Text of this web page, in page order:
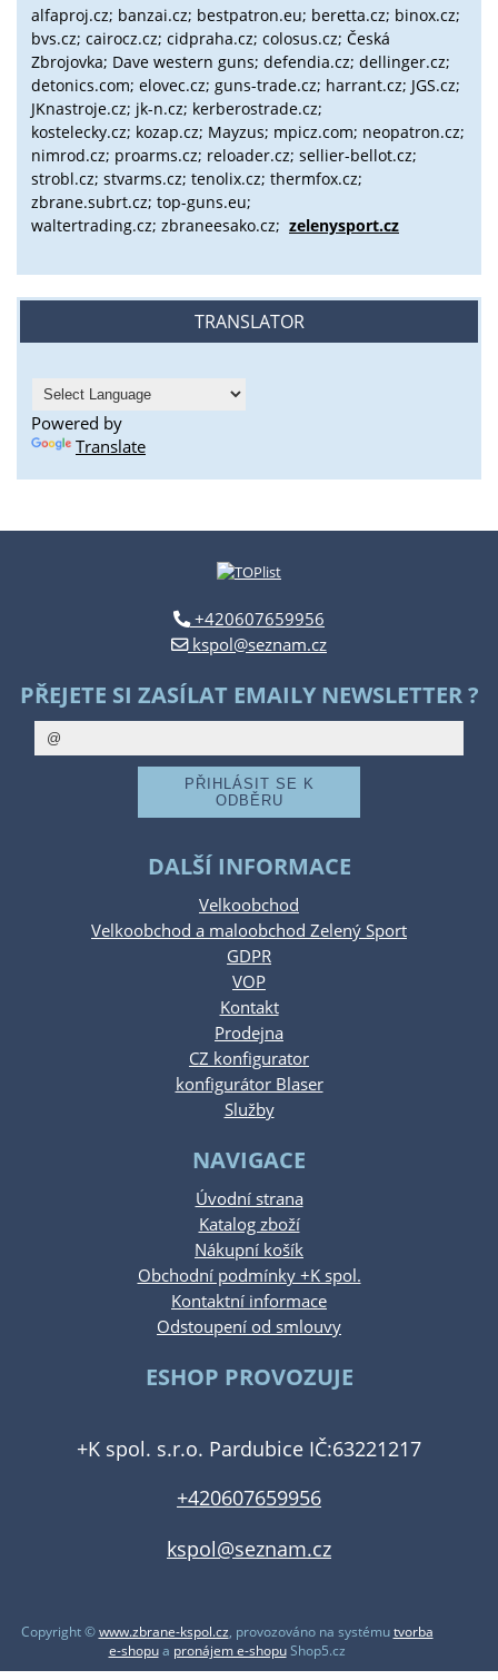
alfaproj.cz; banzai.cz; bestpatron.eu; beretta.cz; binox.cz;
bvs.cz; cairocz.cz; cidpraha.cz; colosus.cz; Česká
Zbrojovka; Dave western guns; defendia.cz; dellinger.cz;
detonics.com; elovec.cz; guns-trade.cz; harrant.cz; JGS.cz;
JKnastroje.cz; jk-n.cz; kerberostrade.cz;
kostelecky.cz; kozap.cz; Mayzus; mpicz.com; neopatron.cz;
nimrod.cz; proarms.cz; reloader.cz; sellier-bellot.cz;
strobl.cz; stvarms.cz; tenolix.cz; thermfox.cz;
zbrane.subrt.cz; top-guns.eu;
waltertrading.cz; zbraneesako.cz; zelenysport.cz
TRANSLATOR
Powered by
Translate
+420607659956
kspol@seznam.cz
PŘEJETE SI ZASÍLAT EMAILY NEWSLETTER ?
DALŠÍ INFORMACE
Velkoobchod
Velkoobchod a maloobchod Zelený Sport
GDPR
VOP
Kontakt
Prodejna
CZ konfigurator
konfigurátor Blaser
Služby
NAVIGACE
Úvodní strana
Katalog zboží
Nákupní košík
Obchodní podmínky +K spol.
Kontaktní informace
Odstoupení od smlouvy
ESHOP PROVOZUJE
+K spol. s.r.o. Pardubice IČ:63221217
+420607659956
kspol@seznam.cz
Copyright ©www.zbrane-kspol.cz, provozováno na systémutvorba
e-shopua pronájem e-shopuShop5.cz